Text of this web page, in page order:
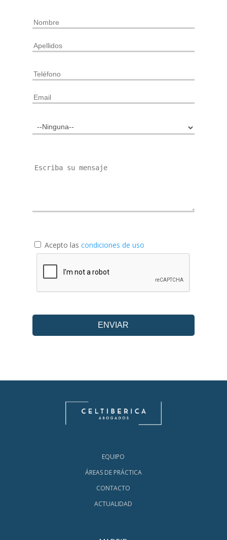
Acepto las condiciones de uso
EQUIPO
ÁREAS DE PRÁCTICA
CONTACTO
ACTUALIDAD